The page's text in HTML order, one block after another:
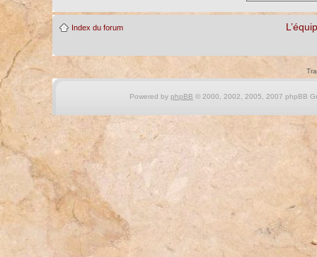
Index du forum
Powered by phpBB © 2000, 2002, 2005, 2007 phpBB